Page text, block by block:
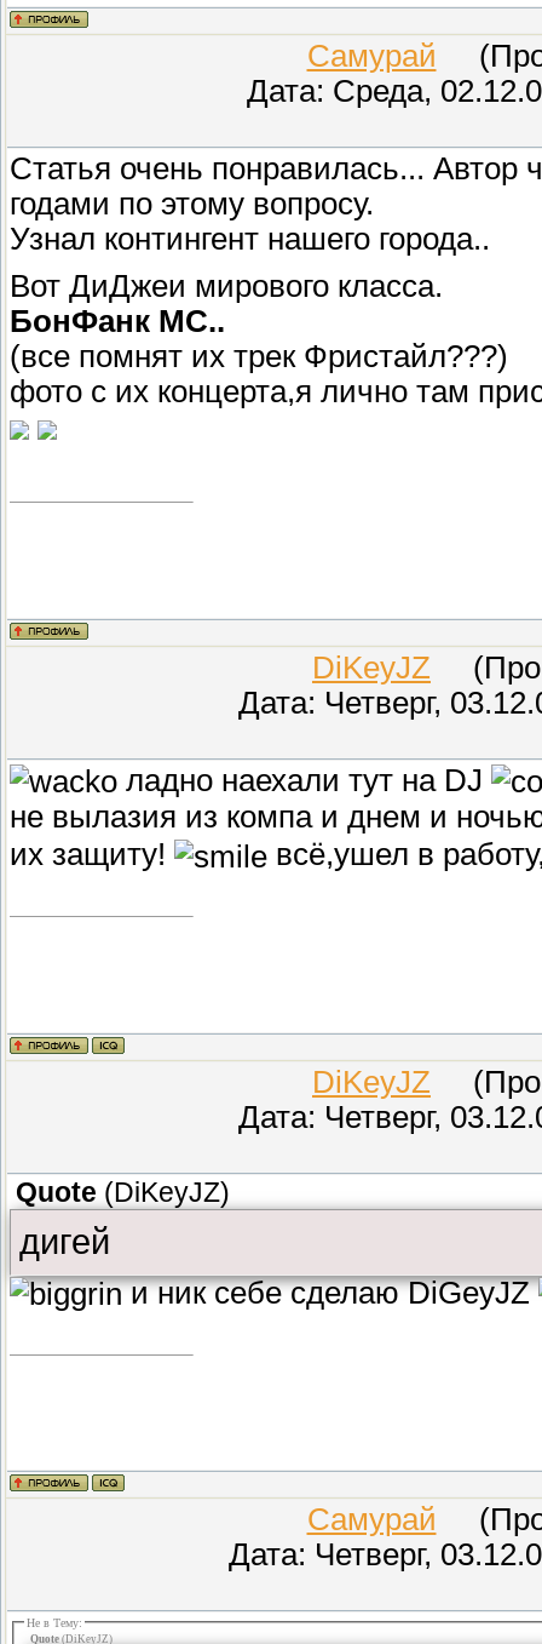
Самурай
Дата: Среда,
Статья очень понравилась... Автор
годами по этому вопросу.
Узнал контингент нашего города..
Вот ДиДжеи мирового класса.
БонФанк МС..
(все помнят их трек Фристайл???)
фото с их концерта,я лично там
DiKeyJZ
Дата: Четверг,
ладно наехали тут на DJ
не вылазия из компа и днем и
их защиту!
всё,ушел в
DiKeyJZ
Дата: Четверг,
Quote (DiKeyJZ)
дигей
и ник себе сделаю DiGeyJZ
Самурай
Дата: Четверг,
Не в Тему:
Quote (DiKeyJZ)